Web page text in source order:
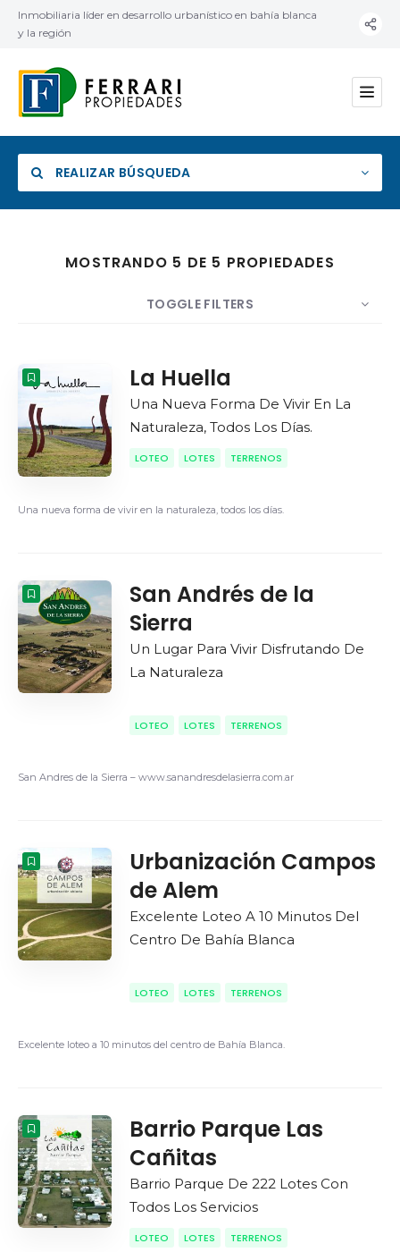
Inmobiliaria líder en desarrollo urbanístico en bahía blanca
y la región
REALIZAR BÚSQUEDA
Buscar
MOSTRANDO 5 DE 5 PROPIEDADES
TOGGLE FILTERS
MOSTRAR La Huella
Una Nueva Forma De Vivir En La
Naturaleza, Todos Los Días.
LOTEO LOTES TERRENOS
Una nueva forma de vivir en la naturaleza, todos los días.
San Andrés de la
Sierra
Un Lugar Para Vivir Disfrutando De
La Naturaleza
LOTEO LOTES TERRENOS
San Andres de la Sierra – www.sanandresdelasierra.com.ar
Urbanización Campos
de Alem
Excelente Loteo A 10 Minutos Del
Centro De Bahía Blanca
LOTEO LOTES TERRENOS
Excelente loteo a 10 minutos del centro de Bahía Blanca.
Barrio Parque Las
Cañitas
Barrio Parque De 222 Lotes Con
Todos Los Servicios
LOTEO LOTES TERRENOS